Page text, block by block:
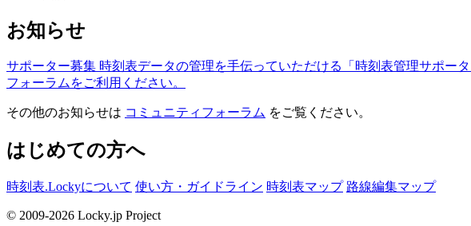
お知らせ
サポーター募集 時刻表データの管理を手伝っていただける「時刻表管理サポータ
フォーラムをご利用ください。
その他のお知らせは コミュニティフォーラム をご覧ください。
はじめての方へ
時刻表.Lockyについて 使い方・ガイドライン 時刻表マップ 路線編集マップ
© 2009-2026 Locky.jp Project